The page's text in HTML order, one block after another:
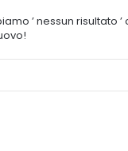
’ nessun risultato ’